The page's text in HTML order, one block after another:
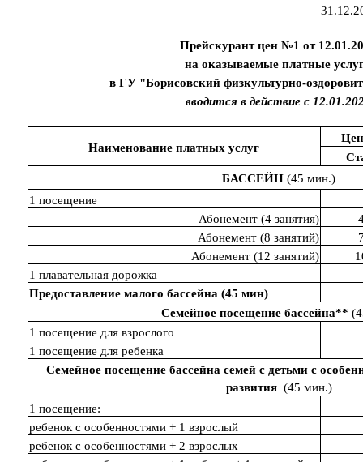
Прейскурант цен №1 от
на оказываемые платные
в ГУ "Борисовский физкультурно-
вводится в действие с
Наименование платных услуг
БАССЕЙН(45 мин.)
1 посещение
Абонемент (4 занятия)
Абонемент (8 занятий)
Абонемент (12 занятий)
1 плавательная дорожка
Предоставление малого бассейна (45 мин)
Семейное посещение бассейна**
1 посещение для взрослого
1 посещение для ребенка
Семейное посещение бассейна семей с детьми с
развития (45 мин.)
1 посещение:
ребенок с особенностями + 1 взрослый
ребенок с особенностями + 2 взрослых